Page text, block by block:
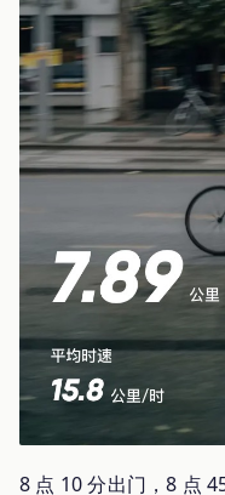
8 点 10 分出门，8 点